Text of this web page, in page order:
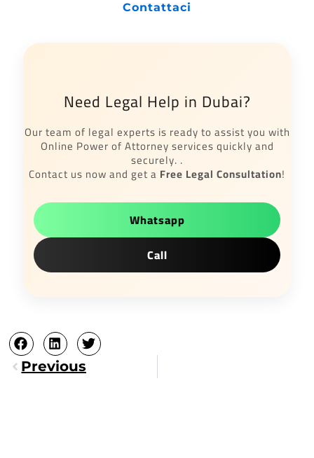
Contattaci
Need Legal Help in Dubai?
Our team of legal experts is ready to assist you with
Online Power of Attorney services quickly and
securely. .
Contact us now and get a Free Legal Consultation!
Whatsapp
Call
Precedente
Previous